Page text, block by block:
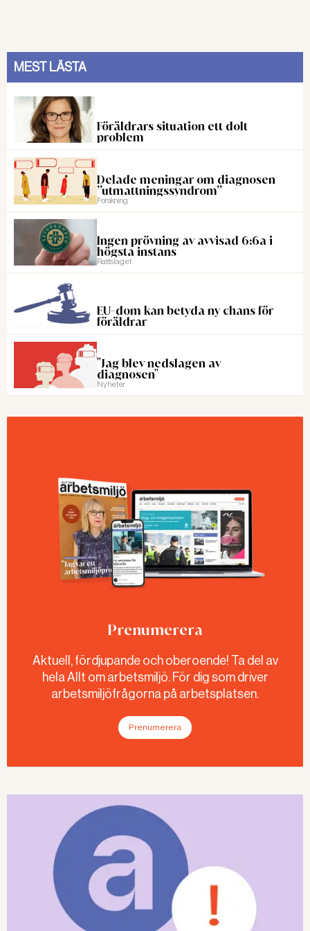
MEST LÄSTA
Föräldrars situation ett dolt
problem
Delade meningar om diagnosen
”utmattningssyndrom”
Forskning
Ingen prövning av avvisad 6:6a i
högsta instans
Rattslaget
EU-dom kan betyda ny chans för
föräldrar
"Jag blev nedslagen av
diagnosen"
Nyheter
Prenumerera
Aktuell, fördjupande och oberoende! Ta del av
hela Allt om arbetsmiljö. För dig som driver
arbetsmiljöfrågorna på arbetsplatsen.
Prenumerera